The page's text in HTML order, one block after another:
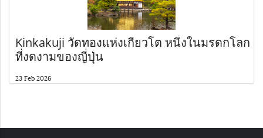
Kinkakuji วัดทองแห่งเกียวโต หนึ่งในมรดกโลก
ที่งดงามของญี่ปุ่น
23 Feb 2026